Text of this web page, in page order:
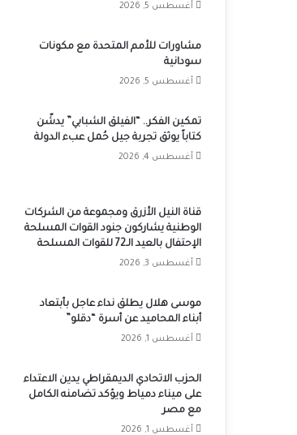
أغسطس 5, 2026
مشاورات للأمم المتحدة مع مكونات
سودانية
أغسطس 5, 2026
تمكين الفكر.. “الفيلق الشبابي” يدشّن
كتاباً يوثق تجربة جيل حُمل عبء الدولة
أغسطس 4, 2026
قناة النيل الأزرق ومجموعة من الشركات
الوطنية يشاركون جنود القوات المسلحة
الإحتفال بالعيد الـ72 للقوات المسلحة
أغسطس 3, 2026
موسى هلال يطلق نداء عاجل بأبتعاد
أبناء المحاميد عن أسرة “دقلو”
أغسطس 1, 2026
الحزب الاتحادي الديمقراطي يدين الاعتداء
على ميناء دمياط ويؤكد تضامنه الكامل
مع مصر
أغسطس 1, 2026